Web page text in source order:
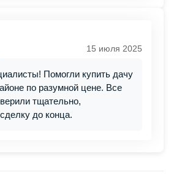
15 июля 2025
Помогли купить дачу
по разумной цене. Все
тщательно,
до конца.